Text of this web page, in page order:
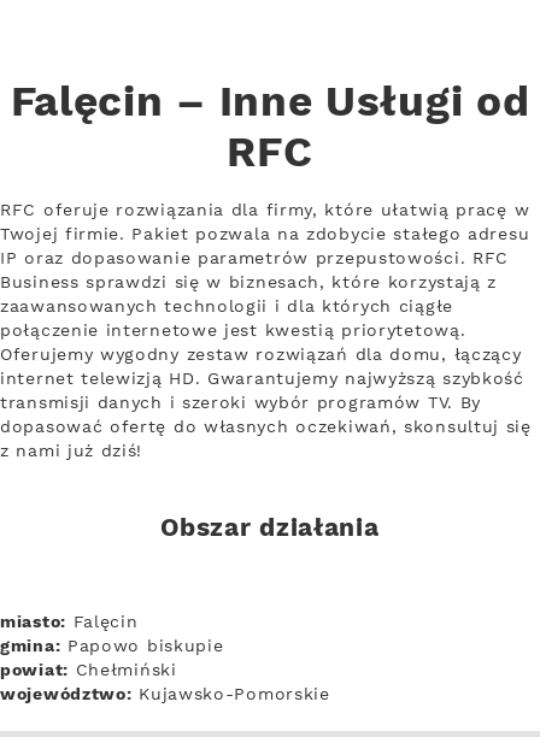
Falęcin – Inne Usługi od
RFC
RFC oferuje rozwiązania dla firmy, które ułatwią pracę w
Twojej firmie. Pakiet pozwala na zdobycie stałego adresu
IP oraz dopasowanie parametrów przepustowości. RFC
Business sprawdzi się w biznesach, które korzystają z
zaawansowanych technologii i dla których ciągłe
połączenie internetowe jest kwestią priorytetową.
Oferujemy wygodny zestaw rozwiązań dla domu, łączący
internet telewizją HD. Gwarantujemy najwyższą szybkość
transmisji danych i szeroki wybór programów TV. By
dopasować ofertę do własnych oczekiwań, skonsultuj się
z nami już dziś!
Obszar działania
miasto: Falęcin
gmina: Papowo biskupie
powiat: Chełmiński
województwo: Kujawsko-Pomorskie